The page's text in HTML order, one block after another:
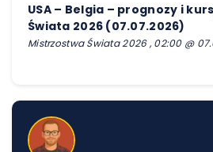
USA – Belgia – prognozy i
Świata 2026 (07.07.2026)
Mistrzostwa Świata 2026 , 02:00 @